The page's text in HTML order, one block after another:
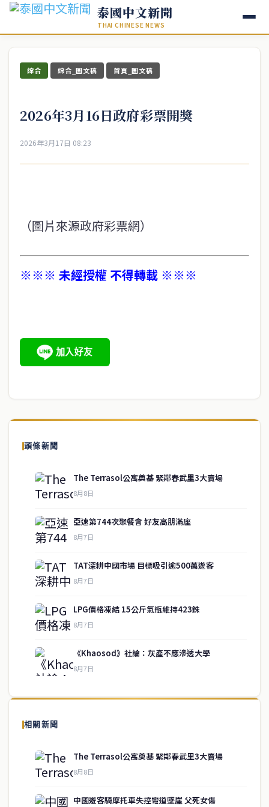
泰國中文新聞
THAI CHINESE NEWS
綜合 綜合_圖文稿 首頁_圖文稿
2026年3月16日政府彩票開獎
2026年3月17日 08:23
（圖片來源政府彩票網）
※※※ 未經授權 不得轉載 ※※※
頭條新聞
The Terrasol公寓奠基 緊鄰春武里3大賣場
8月8日
亞速第744次聚餐會 好友高朋滿座
8月7日
TAT深耕中國市場 目標吸引逾500萬遊客
8月7日
LPG價格凍結 15公斤氣瓶維持423銖
8月7日
《Khaosod》社論：灰產不應滲透大學
8月7日
相關新聞
The Terrasol公寓奠基 緊鄰春武里3大賣場
8月8日
中國遊客騎摩托車失控彎道墜崖 父死女傷
關於我們
泰國中文新聞（TCN）是一家總部設於曼谷的中文新聞媒體，致力於
供即時、客觀、多元的中文新聞內容。
service@thaichinesenews.com